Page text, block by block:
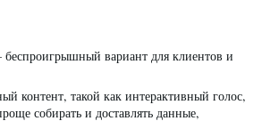
вариант для клиентов и
контент, такой как интерактивный голос,
собирать и доставлять данные,